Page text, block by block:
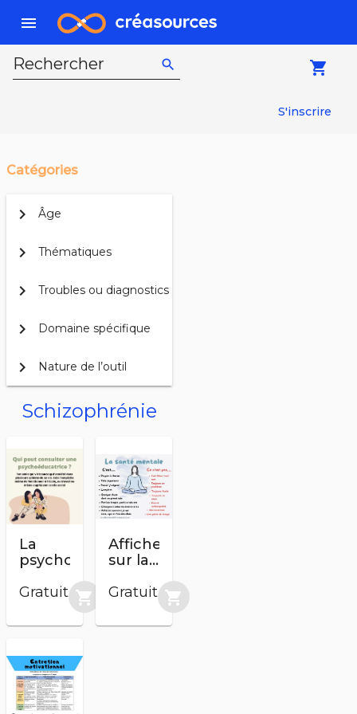
menu
Rechercher search local_grocery_store
S'inscrire
Catégories
chevron_right Âge
chevron_right Thématiques
chevron_right Troubles ou diagnostics
chevron_right Domaine spécifique
chevron_right Nature de l’outil
Schizophrénie
La
psychoéducation
Gratuit shopping_cart
Affiche
sur la
mentale
Gratuit shopping_cart